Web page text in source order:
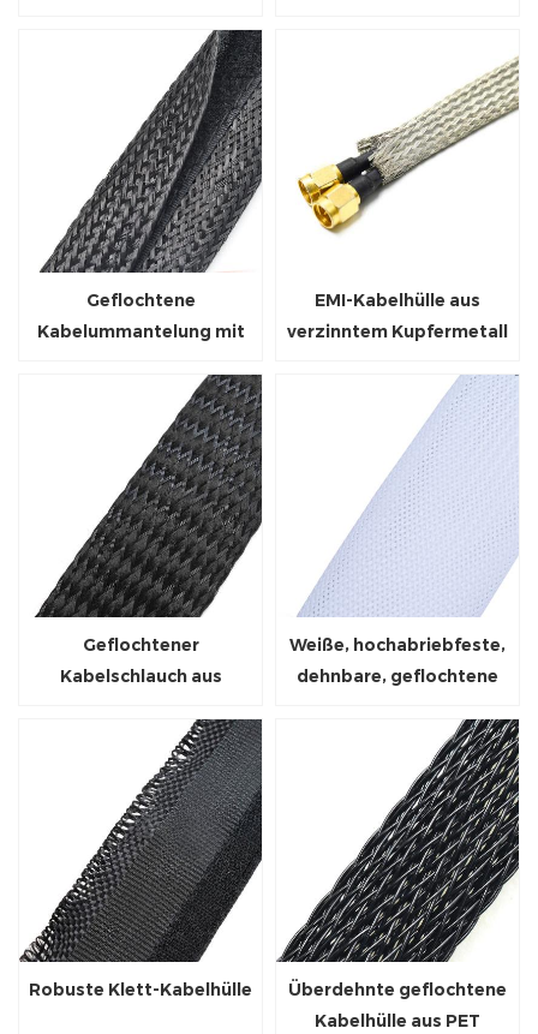
Geflochtene
Kabelummantelung mit
EMI-Kabelhülle aus
verzinntem Kupfermetall
Geflochtener
Kabelschlauch aus
Geräuschreduzierung
Weiße, hochabriebfeste,
dehnbare, geflochtene
Robuste Klett-Kabelhülle
Überdehnte geflochtene
Kabelhülle aus PET